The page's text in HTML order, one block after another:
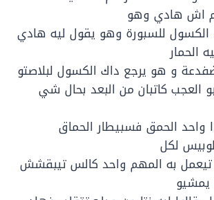
اش هادي وهو
للسبورة وهو يقول ليه هادي
الحمار
و هو يرجع داك الكسول لبلاصتو
العجب كاتبان من البعد بحال شي
واحد الحمق فسبيطار الحماق
لكل
به المهم واحد كالس تيبقشش
يمشيو